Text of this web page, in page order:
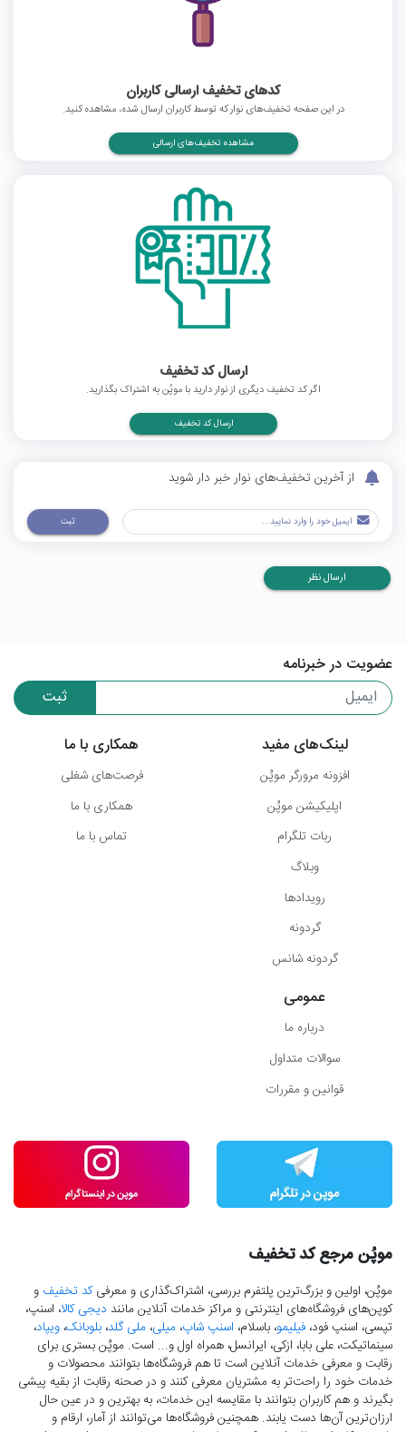
کدهای تخفیف ارسالی کاربران
در این صفحه تخفیف‌های نوار که توسط کاربران ارسال شده، مشاهده کنید.
مشاهده تخفیف‌های ارسالی
ارسال کد تخفیف
اگر کد تخفیف دیگری از نوار دارید با موپُن به اشتراک بگذارید.
ارسال کد تخفیف
از آخرین تخفیف‌های نوار خبر دار شوید
ثبت
ارسال نظر
عضویت در خبرنامه
ثبت
لینک‌های مفید
افزونه مرورگر موپُن
اپلیکیشن موپُن
ربات تلگرام
وبلاگ
رویدادها
گردونه
گردونه شانس
همکاری با ما
فرصت‌های شغلی
همکاری با ما
تماس با ما
عمومی
درباره ما
سوالات متداول
قوانین و مقررات
موپُن مرجع کد تخفیف
موپُن، اولین و بزرگ‌ترین پلتفرم بررسی، اشتراک‌گذاری و معرفیکد تخفیف و
کوپن‌های فروشگاه‌های اینترنتی و مراکز خدمات آنلاین مانند دیجی کالا، اسنپ،
تپسی، اسنپ فود، فیلیمو، باسلام، اسنپ شاپ، میلی، ملی گلد، بلوبانک، ویپاد،
سینماتیکت، علی بابا، ازکی، ایرانسل، همراه اول و... است. موپُن بستری برای
رقابت و معرفی خدمات آنلاین است تا هم فروشگاه‌ها بتوانند محصولات و
خدمات خود را راحت‌تر به مشتریان معرفی کنند و در صحنه رقابت از بقیه پیشی
بگیرند و هم کاربران بتوانند با مقایسه این خدمات، به بهترین و در عین حال
ارزان‌ترین آن‌ها دست‌ یابند. همچنین فروشگاه‌ها می‌توانند از آمار، ارقام و